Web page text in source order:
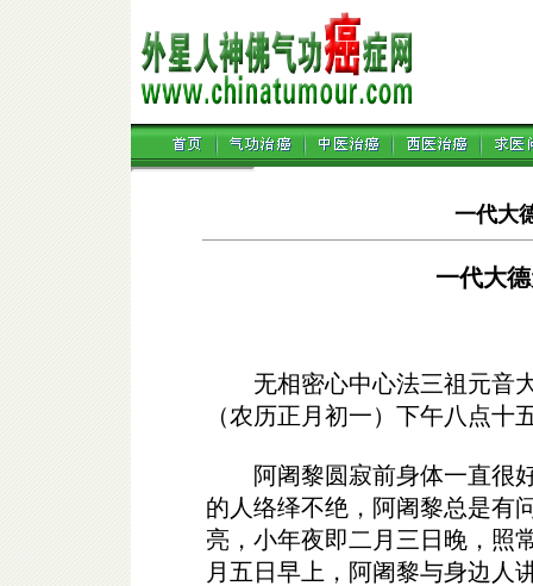
一代大
一代大
无相密心中心法三祖元音大
（农历正月初一）下午八点
阿阇黎圆寂前身体一直很好
的人络绎不绝，阿阇黎总是有
亮，小年夜即二月三日晚，照
月五日早上，阿阇黎与身边